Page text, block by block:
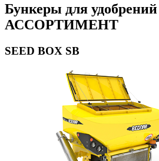
Бункеры для
АССОРТИМЕНТ
SEED BOX SB